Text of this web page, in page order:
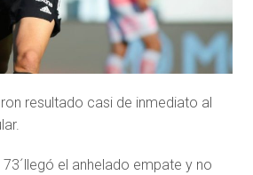
resultado casi de inmediato al
el anhelado empate y no